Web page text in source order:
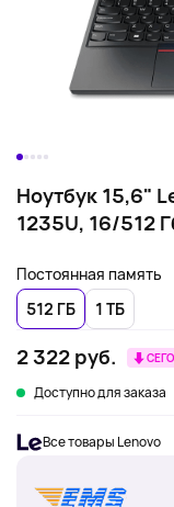
Ноутбук 15,6"
1235U, 16/512
Постоянная память
512 ГБ
1 ТБ
2 322 руб.
Доступно для заказа
Все товары Lenovo